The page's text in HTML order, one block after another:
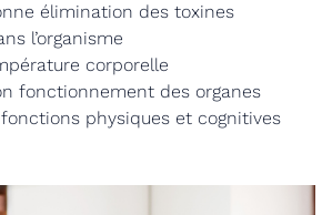
élimination des toxines
l’organisme
corporelle
fonctionnement des organes
fonctions physiques et cognitives